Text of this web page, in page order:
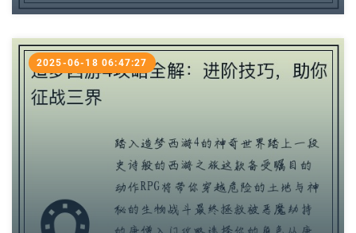
2025-06-18 06:47:27